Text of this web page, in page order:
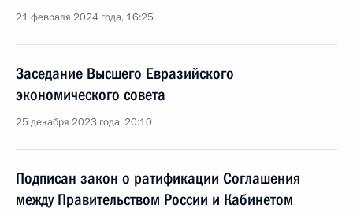
21 февраля 2024 года, 16:25
Заседание Высшего Евразийского
экономического совета
25 декабря 2023 года, 20:10
Подписан закон о ратификации Соглашения
между Правительством России и Кабинетом